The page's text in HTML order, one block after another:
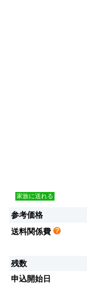
家族に送れる
参考価格
送料関係費
残数
申込開始日